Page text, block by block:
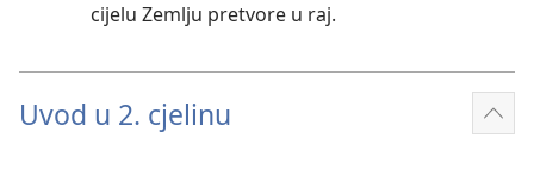
cijelu Zemlju pretvore u raj.
Uvod u 2. cjelinu